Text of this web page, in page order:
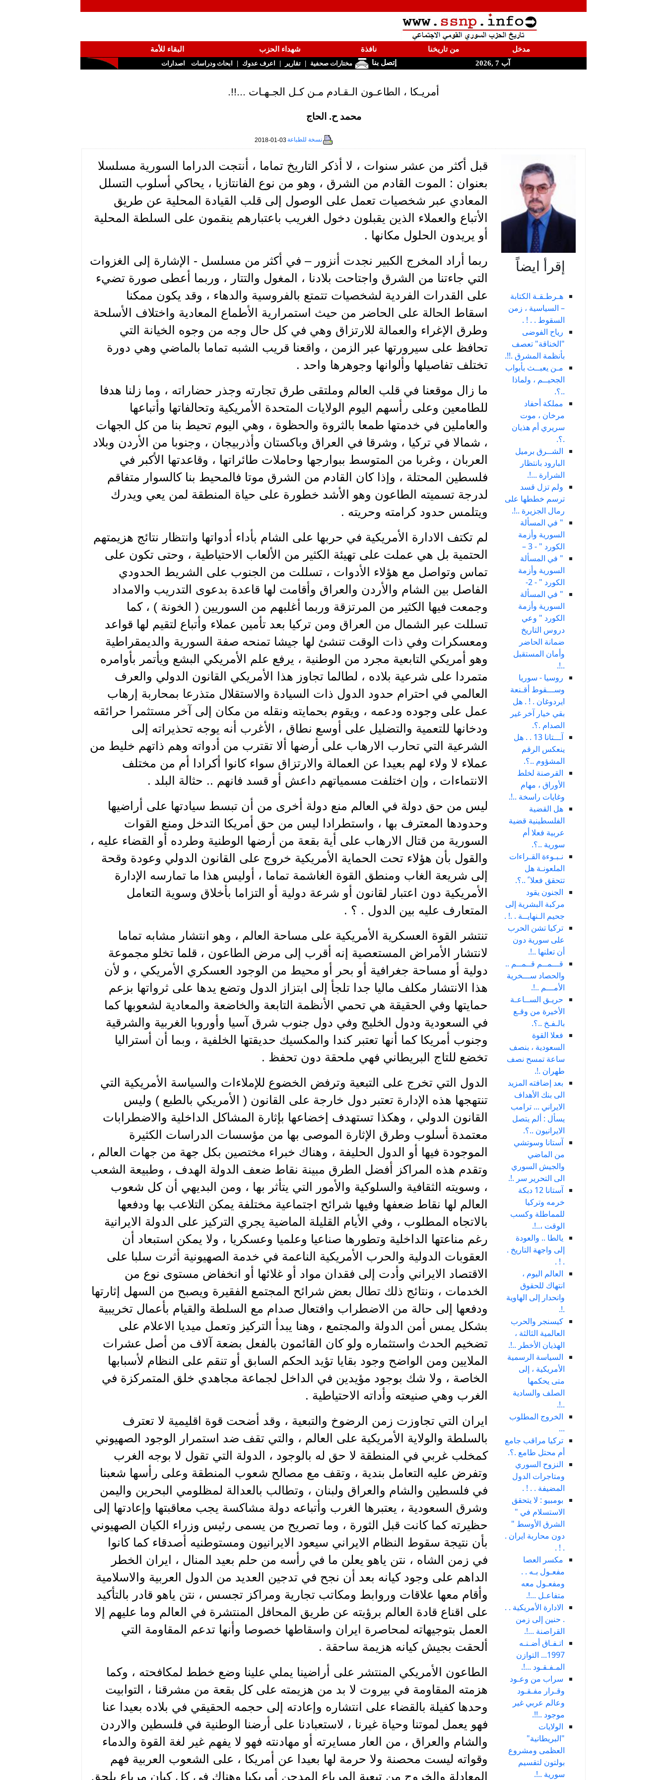
مدخل من تاريخنا نافذة شهداء الحزب
البقاء للأمة
آب 7 ,2026
إتصل بنا مختارات صحفية | تقارير | اعرف عدوك | ابحاث ودراسات اصدارات
أمريـكا ، الطاعـون الـقـادم مـن كـل الجـهـات ...!!.
محمد ح. الحاج
نسخة للطباعة2018-01-03
إقرأ ايضاً
هـرطـقـة الكتابة
– السياسية ، زمن
السقوط . . ! .
رياح الفوضى
"الخناقة" تعصف
بأنظمة المشرق .!!.
مـن يعبــث بأبواب
الجحيــم ، ولماذا
..؟.
مملكة أحفاد
مرخان ، موت
سريري أم هذيان
.؟.
الشــرق برميل
البارود بانتظار
الشرارة ...!.
ولم تزل قسد
ترسم خططها على
رمال الجزيرة ..!.
" في المسألة
السورية وأزمة
الكورد " - 3 –
" في المسألة
السورية وأزمة
الكورد " - 2-
" في المسألة
السورية وأزمة
الكورد " وعي
دروس التاريخ
ضمانة الحاضر
وأمان المستقبل
..!.
روسيا - سوريا
وســـقوط أقـنعة
ايردوغان . ! . هل
بقي خيار آخر غير
الصدام .؟.
آـــتانا 13 . . هل
ينعكس الرقم
المشؤوم ..؟.
القرصنة لخلط
الأوراق ، مهام
وغايات راسخة ..!.
هل القضية
الفلسطينية قضية
عربية فعلا أم
سورية ..؟.
نـبـوءة القـراءات
الملعونـة هل
تتحقق فعلا ً ..؟.
الجنون يقود
مركبة البشرية إلى
جحيم الـنهايــة . .! .
تركيا تشن الحرب
على سورية دون
أن تعلنها ..!.
قـــمــم قــمــم ..
والحصاد ســـخرية
الأمـــم ..!.
حريـق الســاعـة
الأخيرة من وقـع
بالـفـخ ..؟.
فعلا القوة
السعودية ، بنصف
ساعة تمسح نصف
طهران .!.
بعد إضافته المزيد
الى بنك الأهداف
الايراني ... ترامب
يسأل : ألم يتصل
الايرانيون ..؟.
آستانا وسوتشي
من الماضي
والجيش السوري
الى التحرير سر .!.
آستانا 12 دبكة
خرمه وتركيا
للمماطلة وكسب
الوقت ،..!.
يالطا .. والعودة
إلى واجهة التاريخ .
. ! .
العالم اليوم ،
انتهاك للحقوق
وانحدار إلى الهاوية
.!.
كيسنجر والحرب
العالمية الثالثة ،
الهذيان الأخطر ..!.
السياسة الرسمية
الأمريكية ، إلى
متى يحكمها
الصلف والسادية
..!.
الخروج المطلوب
...
تركيا مراقب جامع
أم محتل طامع .؟.
النزوح السوري
ومتاجرات الدول
المضيفة . . ! .
بومبيو : لا يتحقق
الاستسلام في "
الشرق الأوسط "
دون محاربة ايران .
. ! .
مكسر العصا
مفعـول بـه . .
ومفعـول معه
متفاعـل ...!.
الادارة الأمريكية . .
. حنين إلى زمن
القراصنة ...!.
اتـفـاق أضـنـه
1997... التوازن
المـفـقـود ...!.
سراب من وعـود
وقـرار مفـقـود
وعالم عربي غير
موجود ..!!.
الولايات
"البريطانية"
العظمى ومشروع
بولتون لتقسيم
سورية ..!.
قبل أكثر من عشر سنوات ، لا أذكر التاريخ تماما ، أنتجت الدراما السورية مسلسلا
بعنوان : الموت القادم من الشرق ، وهو من نوع الفانتازيا ، يحاكي أسلوب التسلل
المعادي عبر شخصيات تعمل على الوصول إلى قلب القيادة المحلية عن طريق
الأتباع والعملاء الذين يقبلون دخول الغريب باعتبارهم ينقمون على السلطة المحلية
أو يريدون الحلول مكانها .
ربما أراد المخرج الكبير نجدت أنزور – في أكثر من مسلسل - الإشارة إلى الغزوات
التي جاءتنا من الشرق واجتاحت بلادنا ، المغول والتتار ، وربما أعطى صورة تضيء
على القدرات الفردية لشخصيات تتمتع بالفروسية والدهاء ، وقد يكون ممكنا
اسقاط الحالة على الحاضر من حيث استمرارية الأطماع المعادية واختلاف الأسلحة
وطرق الإغراء والعمالة للارتزاق وهي في كل حال وجه من وجوه الخيانة التي
تحافظ على سيرورتها عبر الزمن ، واقعنا قريب الشبه تماما بالماضي وهي دورة
تختلف تفاصيلها وألوانها وجوهرها واحد .
ما زال موقعنا في قلب العالم وملتقى طرق تجارته وجذر حضاراته ، وما زلنا هدفا
للطامعين وعلى رأسهم اليوم الولايات المتحدة الأمريكية وتحالفاتها وأتباعها
والعاملين في خدمتها طمعا بالثروة والحظوة ، وهي اليوم تحيط بنا من كل الجهات
، شمالا في تركيا ، وشرقا في العراق وباكستان وأذربيجان ، وجنوبا من الأردن وبلاد
العربان ، وغربا من المتوسط ببوارجها وحاملات طائراتها ، وقاعدتها الأكبر في
فلسطين المحتلة ، وإذا كان القادم من الشرق موتا فالمحيط بنا كالسوار متفاقم
لدرجة تسميته الطاعون وهو الأشد خطورة على حياة المنطقة لمن يعي ويدرك
ويتلمس حدود كرامته وحريته .
لم تكتف الادارة الأمريكية في حربها على الشام بأداء أدواتها وانتظار نتائج هزيمتهم
الحتمية بل هي عملت على تهيئة الكثير من الألعاب الاحتياطية ، وحتى تكون على
تماس وتواصل مع هؤلاء الأدوات ، تسللت من الجنوب على الشريط الحدودي
الفاصل بين الشام والأردن والعراق وأقامت لها قاعدة بدعوى التدريب والامداد
وجمعت فيها الكثير من المرتزقة وربما أغلبهم من السوريين ( الخونة ) ، كما
تسللت عبر الشمال من العراق ومن تركيا بعد تأمين عملاء وأتباع لتقيم لها قواعد
ومعسكرات وفي ذات الوقت تنشئ لها جيشا تمنحه صفة السورية والديمقراطية
وهو أمريكي التابعية مجرد من الوطنية ، يرفع علم الأمريكي البشع ويأتمر بأوامره
متمردا على شرعية بلاده ، لطالما تجاوز هذا الأمريكي القانون الدولي والعرف
العالمي في احترام حدود الدول ذات السيادة والاستقلال متذرعا بمحاربة إرهاب
عمل على وجوده ودعمه ، ويقوم بحمايته ونقله من مكان إلى آخر مستثمرا حرائقه
ودخانها للتعمية والتضليل على أوسع نطاق ، الأغرب أنه يوجه تحذيراته إلى
الشرعية التي تحارب الارهاب على أرضها ألا تقترب من أدواته وهم ذاتهم خليط من
عملاء لا ولاء لهم بعيدا عن العمالة والارتزاق سواء كانوا أكرادا أم من مختلف
الانتماءات ، وإن اختلفت مسمياتهم داعش أو قسد فانهم .. حثالة البلد .
ليس من حق دولة في العالم منع دولة أخرى من أن تبسط سيادتها على أراضيها
وحدودها المعترف بها ، واستطرادا ليس من حق أمريكا التدخل ومنع القوات
السورية من قتال الارهاب على أية بقعة من أرضها الوطنية وطرده أو القضاء عليه ،
والقول بأن هؤلاء تحت الحماية الأمريكية خروج على القانون الدولي وعودة وقحة
إلى شريعة الغاب ومنطق القوة الغاشمة تماما ، أوليس هذا ما تمارسه الإدارة
الأمريكية دون اعتبار لقانون أو شرعة دولية أو التزاما بأخلاق وسوية التعامل
المتعارف عليه بين الدول . ؟ .
تنتشر القوة العسكرية الأمريكية على مساحة العالم ، وهو انتشار مشابه تماما
لانتشار الأمراض المستعصية إنه أقرب إلى مرض الطاعون ، قلما تخلو مجموعة
دولية أو مساحة جغرافية أو بحر أو محيط من الوجود العسكري الأمريكي ، و لأن
هذا الانتشار مكلف ماليا جدا تلجأ إلى ابتزاز الدول وتضع يدها على ثرواتها بزعم
حمايتها وفي الحقيقة هي تحمي الأنظمة التابعة والخاضعة والمعادية لشعوبها كما
في السعودية ودول الخليج وفي دول جنوب شرق آسيا وأوروبا الغربية والشرقية
وجنوب أمريكا كما أنها تعتبر كندا والمكسيك حديقتها الخلفية ، وبما أن أستراليا
تخضع للتاج البريطاني فهي ملحقة دون تحفظ .
الدول التي تخرج على التبعية وترفض الخضوع للإملاءات والسياسة الأمريكية التي
تنتهجها هذه الإدارة تعتبر دول خارجة على القانون ( الأمريكي بالطبع ) وليس
القانون الدولي ، وهكذا تستهدف إخضاعها بإثارة المشاكل الداخلية والاضطرابات
معتمدة أسلوب وطرق الإثارة الموصى بها من مؤسسات الدراسات الكثيرة
الموجودة فيها أو الدول الحليفة ، وهناك خبراء مختصين بكل جهة من جهات العالم ،
وتقدم هذه المراكز أفضل الطرق مبينة نقاط ضعف الدولة الهدف ، وطبيعة الشعب
، وسويته الثقافية والسلوكية والأمور التي يتأثر بها ، ومن البديهي أن كل شعوب
العالم لها نقاط ضعفها وفيها شرائح اجتماعية مختلفة يمكن التلاعب بها ودفعها
بالاتجاه المطلوب ، وفي الأيام القليلة الماضية يجري التركيز على الدولة الايرانية
رغم مناعتها الداخلية وتطورها صناعيا وعلميا وعسكريا ، ولا يمكن استبعاد أن
العقوبات الدولية والحرب الأمريكية الناعمة في خدمة الصهيونية أثرت سلبا على
الاقتصاد الايراني وأدت إلى فقدان مواد أو غلائها أو انخفاض مستوى نوع من
الخدمات ، ونتائج ذلك تطال بعض شرائح المجتمع الفقيرة ويصبح من السهل إثارتها
ودفعها إلى حالة من الاضطراب وافتعال صدام مع السلطة والقيام بأعمال تخريبية
بشكل يمس أمن الدولة والمجتمع ، وهنا يبدأ التركيز وتعمل ميديا الاعلام على
تضخيم الحدث واستثماره ولو كان القائمون بالفعل بضعة آلاف من أصل عشرات
الملايين ومن الواضح وجود بقايا تؤيد الحكم السابق أو تنقم على النظام لأسبابها
الخاصة ، ولا شك بوجود مؤيدين في الداخل لجماعة مجاهدي خلق المتمركزة في
الغرب وهي صنيعته وأداته الاحتياطية .
ايران التي تجاوزت زمن الرضوخ والتبعية ، وقد أضحت قوة اقليمية لا تعترف
بالسلطة والولاية الأمريكية على العالم ، والتي تقف ضد استمرار الوجود الصهيوني
كمخلب غربي في المنطقة لا حق له بالوجود ، الدولة التي تقول لا بوجه الغرب
وتفرض عليه التعامل بندية ، وتقف مع مصالح شعوب المنطقة وعلى رأسها شعبنا
في فلسطين والشام والعراق ولبنان ، وتطالب بالعدالة لمظلومي البحرين واليمن
وشرق السعودية ، يعتبرها الغرب وأتباعه دولة مشاكسة يجب معاقبتها وإعادتها إلى
حظيرته كما كانت قبل الثورة ، وما تصريح من يسمى رئيس وزراء الكيان الصهيوني
بأن نتيجة سقوط النظام الايراني سيعود الايرانيون ومستوطنيه أصدقاء كما كانوا
في زمن الشاه ، نتن ياهو يعلن ما في رأسه من حلم بعيد المنال ، ايران الخطر
الداهم على وجود كيانه بعد أن نجح في تدجين العديد من الدول العربية والاسلامية
وأقام معها علاقات وروابط ومكاتب تجارية ومراكز تجسس ، نتن ياهو قادر بالتأكيد
على اقناع قادة العالم برؤيته عن طريق المحافل المنتشرة في العالم وما عليهم إلا
العمل بتوجيهاته لمحاصرة ايران واسقاطها خصوصا وأنها تدعم المقاومة التي
ألحقت بجيش كيانه هزيمة ساحقة .
الطاعون الأمريكي المنتشر على أراضينا يملي علينا وضع خطط لمكافحته ، وكما
هزمته المقاومة في بيروت لا بد من هزيمته على كل بقعة من مشرقنا ، التوابيت
وحدها كفيلة بالقضاء على انتشاره وإعادته إلى حجمه الحقيقي في بلاده بعيدا عنا
فهو يعمل لموتنا وحياة غيرنا ، لاستعبادنا على أرضنا الوطنية في فلسطين والاردن
والشام والعراق ، من العار مسايرته أو مهادنته فهو لا يفهم غير لغة القوة والدماء
وقواته ليست محصنة ولا حرمة لها بعيدا عن أمريكا ، على الشعوب العربية فهم
المعادلة والخروج من تبعية المرياع المدجن أمريكيا وهناك في كل كيان مرياع يلحق